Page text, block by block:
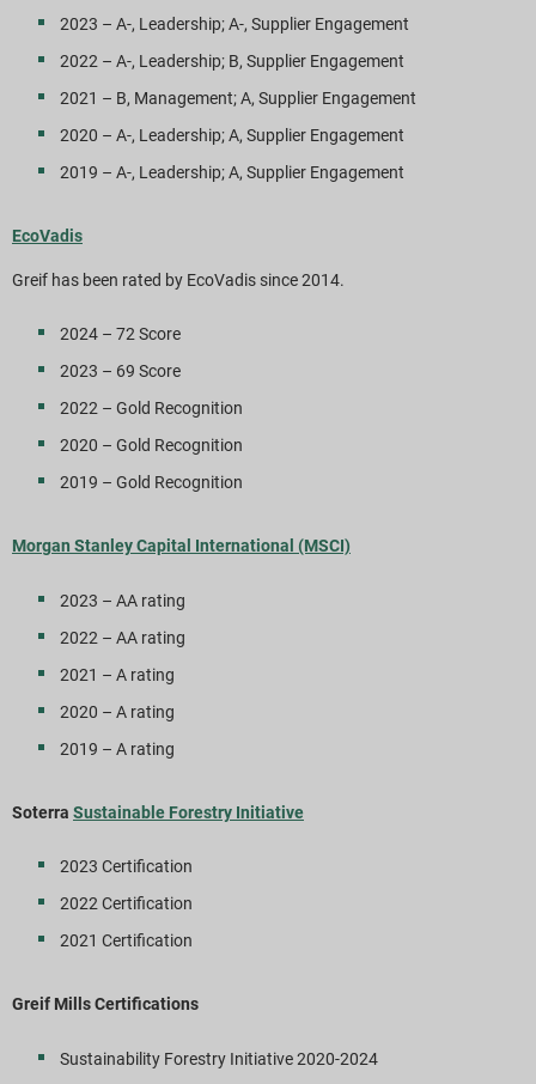
Jelentés letöltések
2023 – A-, Leadership; A-, Supplier Engagement
2022 – A-, Leadership; B, Supplier Engagement
2021 – B, Management; A, Supplier Engagement
2020 – A-, Leadership; A, Supplier Engagement
2019 – A-, Leadership; A, Supplier Engagement
EcoVadis
Greif has been rated by EcoVadis since 2014.
2024 – 72 Score
2023 – 69 Score
2022 – Gold Recognition
2020 – Gold Recognition
2019 – Gold Recognition
Morgan Stanley Capital International (MSCI)
2023 – AA rating
2022 – AA rating
2021 – A rating
2020 – A rating
2019 – A rating
Soterra Sustainable Forestry Initiative
2023 Certification
2022 Certification
2021 Certification
Greif Mills Certifications
Sustainability Forestry Initiative 2020-2024